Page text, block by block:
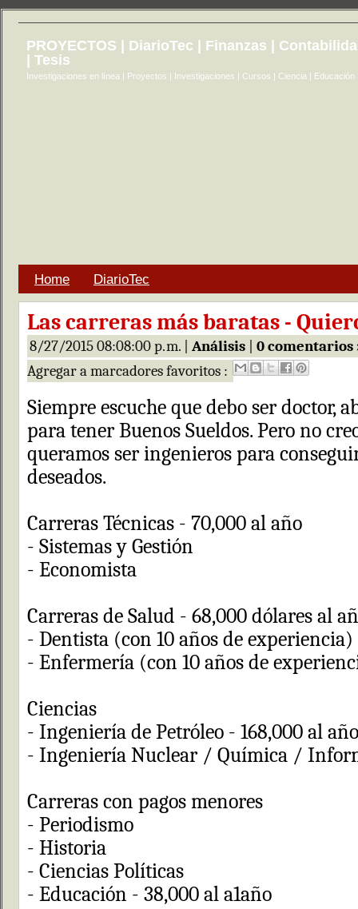
PROYECTOS | DiarioTec | Finanzas |
| Tesis
Investigaciones en línea | Proyectos | Investigaciones | Cursos | Ciencia | Educación
Home DiarioTec
Las carreras más baratas -
8/27/2015 08:08:00 p. m. | Análisis
0 comentarios
Agregar a marcadores favoritos :
Siempre escuche que debo ser doctor,
para tener Buenos Sueldos. Pero no
queramos ser ingenieros para
deseados.
Carreras Técnicas - 70,000 al año
- Sistemas y Gestión
- Economista
Carreras de Salud - 68,000 dólares al
- Dentista (con 10 años de experiencia)
- Enfermería (con 10 años de
Ciencias
- Ingeniería de Petróleo - 168,000 al año
- Ingeniería Nuclear / Química /
Carreras con pagos menores
- Periodismo
- Historia
- Ciencias Políticas
- Educación - 38,000 al a1año